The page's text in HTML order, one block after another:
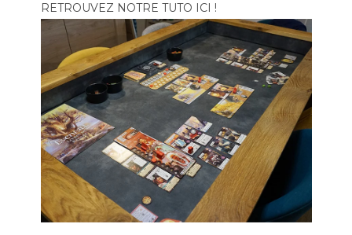
RETROUVEZ NOTRE TUTO ICI !